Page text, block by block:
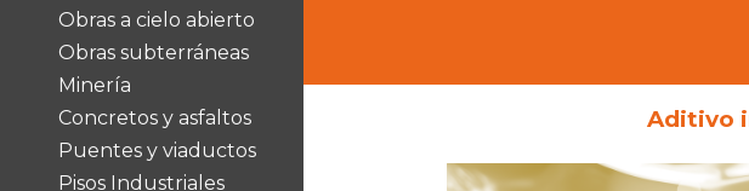
Obras a cielo abierto
Obras subterráneas
Minería
Concretos y asfaltos
Puentes y viaductos
Pisos Industriales
Aditivo